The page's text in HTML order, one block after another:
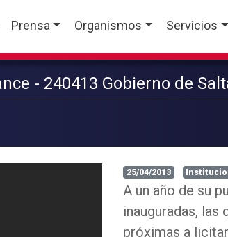
Prensa Organismos Servicios
- 240413 Gobierno de
25/04/2013
A un año de su
inauguradas, las
próximas a licitar